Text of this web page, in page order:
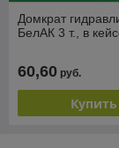
Домкрат
БелАК 3 т., в
60,60 руб.
Купить